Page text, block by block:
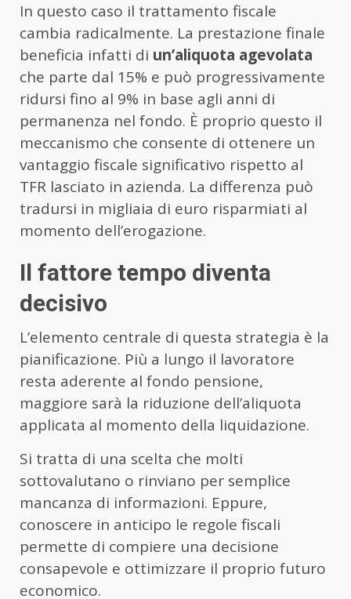
In questo caso il trattamento fiscale
cambia radicalmente. La prestazione finale
beneficia infatti di un’aliquota agevolata
che parte dal 15% e può progressivamente
ridursi fino al 9% in base agli anni di
permanenza nel fondo. È proprio questo il
meccanismo che consente di ottenere un
vantaggio fiscale significativo rispetto al
TFR lasciato in azienda. La differenza può
tradursi in migliaia di euro risparmiati al
momento dell’erogazione.
Il fattore tempo diventa
decisivo
L’elemento centrale di questa strategia è la
pianificazione. Più a lungo il lavoratore
resta aderente al fondo pensione,
maggiore sarà la riduzione dell’aliquota
applicata al momento della liquidazione.
Si tratta di una scelta che molti
sottovalutano o rinviano per semplice
mancanza di informazioni. Eppure,
conoscere in anticipo le regole fiscali
permette di compiere una decisione
consapevole e ottimizzare il proprio futuro
economico.